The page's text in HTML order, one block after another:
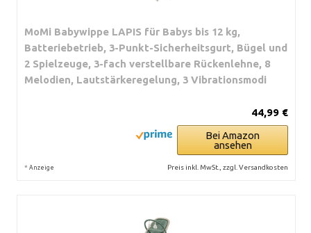
MoMi Babywippe LAPIS für Babys bis 12 kg,
Batteriebetrieb, 3-Punkt-Sicherheitsgurt, Bügel und
2 Spielzeuge, 3-fach verstellbare Rückenlehne, 8
Melodien, Lautstärkeregelung, 3 Vibrationsmodi
44,99 €
Bei Amazon
ansehen
* Anzeige Preis inkl. MwSt., zzgl. Versandkosten